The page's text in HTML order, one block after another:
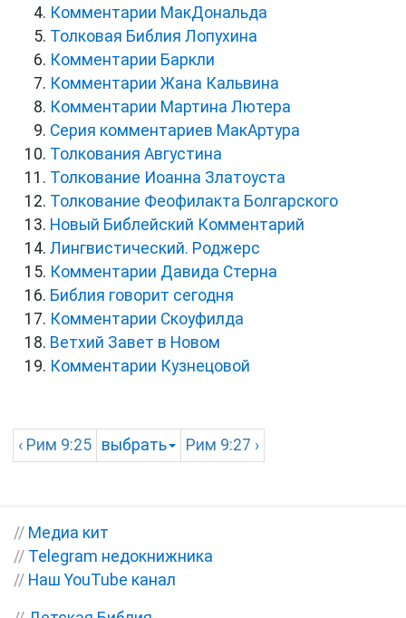
Комментарии МакДональда
Толковая Библия Лопухина
Комментарии Баркли
Комментарии Жана Кальвина
Комментарии Мартина Лютера
Серия комментариев МакАртура
Толкования Августина
Толкование Иоанна Златоуста
Толкование Феофилакта Болгарского
Новый Библейский Комментарий
Лингвистический. Роджерс
Комментарии Давида Стерна
Библия говорит сегодня
Комментарии Скоуфилда
Ветхий Завет в Новом
Комментарии Кузнецовой
‹ Рим 9:25 выбрать Рим 9:27 ›
// Медиа кит
// Telegram недокнижника
// Наш YouTube канал